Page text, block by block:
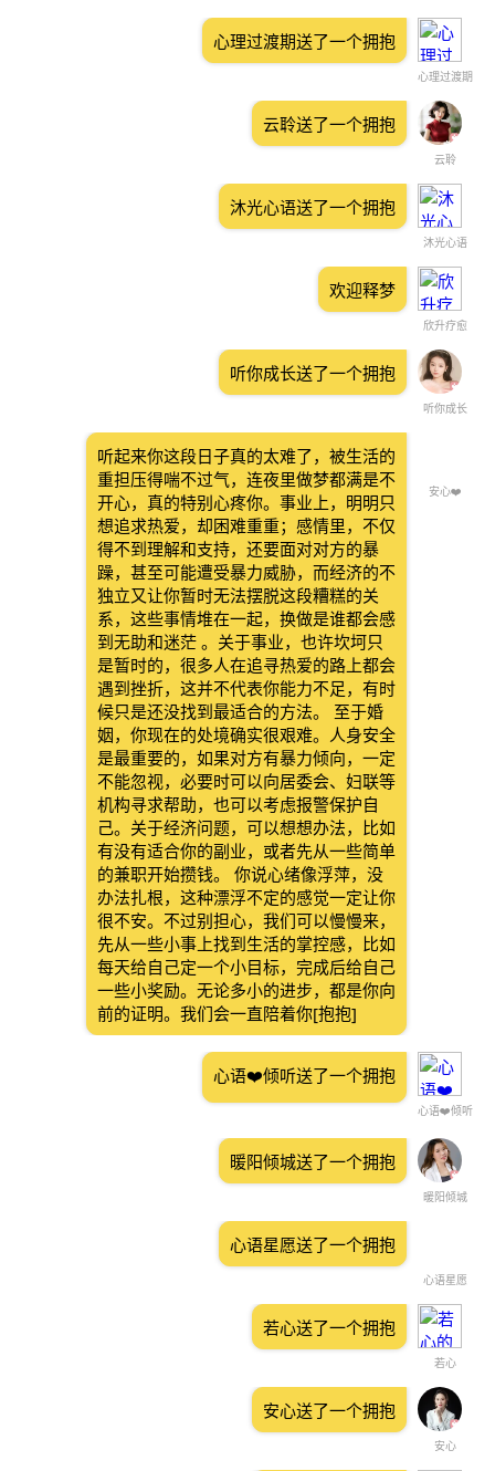
心理过渡期
心理过渡期送了一个拥抱
云聆
云聆送了一个拥抱
沐光心语
沐光心语送了一个拥抱
欣升疗愈
欢迎释梦
听你成长
听你成长送了一个拥抱
安心❤️
听起来你这段日子真的太难了，被生活的
重担压得喘不过气，连夜里做梦都满是不
开心，真的特别心疼你。事业上，明明只
想追求热爱，却困难重重；感情里，不仅
得不到理解和支持，还要面对对方的暴
躁，甚至可能遭受暴力威胁，而经济的不
独立又让你暂时无法摆脱这段糟糕的关
系，这些事情堆在一起，换做是谁都会感
到无助和迷茫 。关于事业，也许坎坷只
是暂时的，很多人在追寻热爱的路上都会
遇到挫折，这并不代表你能力不足，有时
候只是还没找到最适合的方法。 至于婚
姻，你现在的处境确实很艰难。人身安全
是最重要的，如果对方有暴力倾向，一定
不能忽视，必要时可以向居委会、妇联等
机构寻求帮助，也可以考虑报警保护自
己。关于经济问题，可以想想办法，比如
有没有适合你的副业，或者先从一些简单
的兼职开始攒钱。 你说心绪像浮萍，没
办法扎根，这种漂浮不定的感觉一定让你
很不安。不过别担心，我们可以慢慢来，
先从一些小事上找到生活的掌控感，比如
每天给自己定一个小目标，完成后给自己
一些小奖励。无论多小的进步，都是你向
前的证明。我们会一直陪着你[抱抱]
心语❤️倾听
心语❤️倾听送了一个拥抱
暖阳倾城
暖阳倾城送了一个拥抱
心语星愿
心语星愿送了一个拥抱
若心
若心送了一个拥抱
安心
安心送了一个拥抱